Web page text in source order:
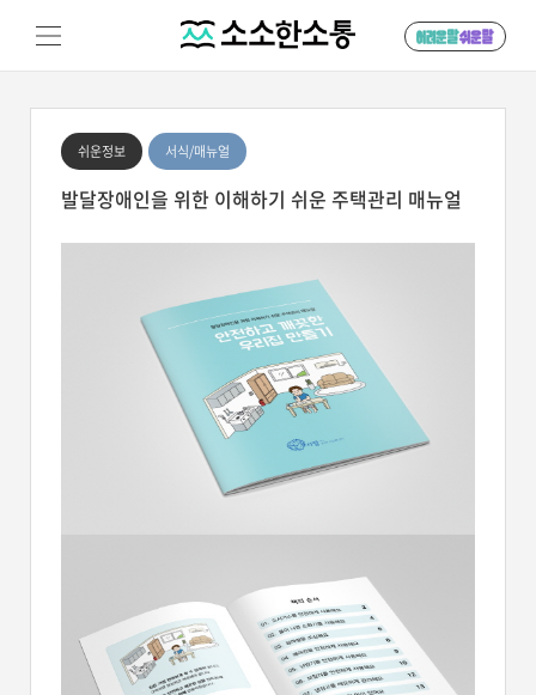
쉬운정보 서식/매뉴얼
발달장애인을 위한 이해하기 쉬운 주택관리 매뉴얼